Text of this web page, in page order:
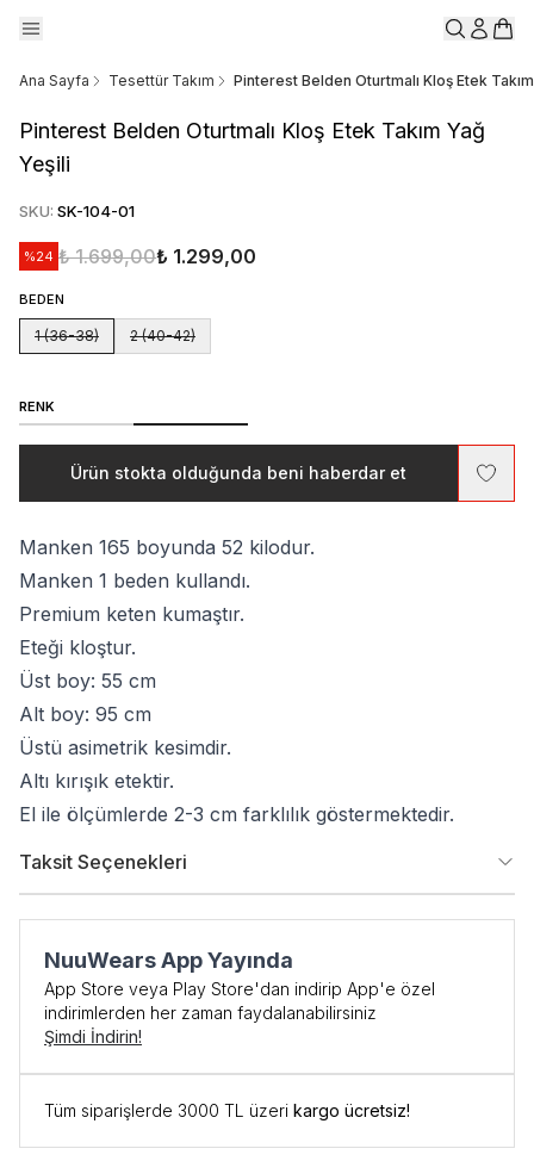
Ana Sayfa Tesettür Takım Pinterest Belden Oturtmalı Kloş Etek
Pinterest Belden Oturtmalı Kloş Etek Takım Yağ
Yeşili
SKU: SK-104-01
%24 ₺ 1.699,00₺ 1.299,00
BEDEN
1 (36-38) 2 (40-42)
RENK
Ürün stokta olduğunda beni haberdar et
Manken 165 boyunda 52 kilodur.
Manken 1 beden kullandı.
Premium keten kumaştır.
Eteği kloştur.
Üst boy: 55 cm
Alt boy: 95 cm
Üstü asimetrik kesimdir.
Altı kırışık etektir.
El ile ölçümlerde 2-3 cm farklılık göstermektedir.
Taksit Seçenekleri
NuuWears App Yayında
App Store veya Play Store'dan indirip App'e özel
indirimlerden her zaman faydalanabilirsiniz
Şimdi İndirin!
Tüm siparişlerde 3000 TL üzeri kargo ücretsiz!
İlk Siparişe Özel
%10 İNDİRİM